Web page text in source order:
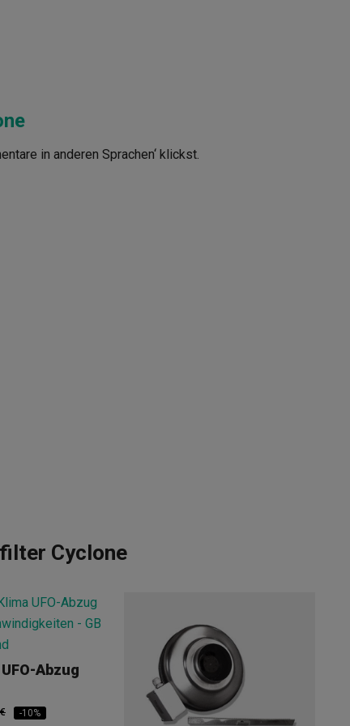
in anderen Sprachen‘ klickst.
Cyclone
Abzug
-10%